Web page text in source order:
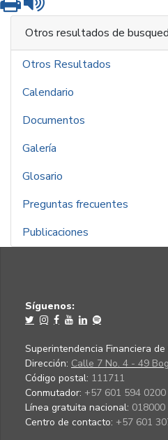
Otros resultados de
Otros Resultados
Calendario
Documentos
Galería
Glosario
Preguntas frecuentes
Publicaciones
Síguenos:
Superintendencia Financiera de
Dirección: Calle 7 No. 4 - 49
Código postal: 111711
Conmutador: +57 601 594
Línea gratuita nacional:
Centro de contacto: +57 601